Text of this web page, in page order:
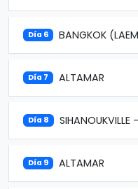
Día 6 BANGKOK
Día 7 ALTAMAR
Día 8
Día 9 ALTAMAR